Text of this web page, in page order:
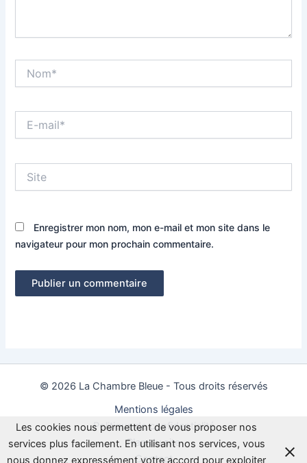
mail*
Enregistrer mon nom, mon e-mail et mon site dans le
navigateur pour mon prochain commentaire.
© 2026 La Chambre Bleue - Tous droits réservés
Mentions légales
Politique de confidentialité
Plan du site
Contact
Les cookies nous permettent de vous proposer nos
services plus facilement. En utilisant nos services, vous
nous donnez expressément votre accord pour exploiter